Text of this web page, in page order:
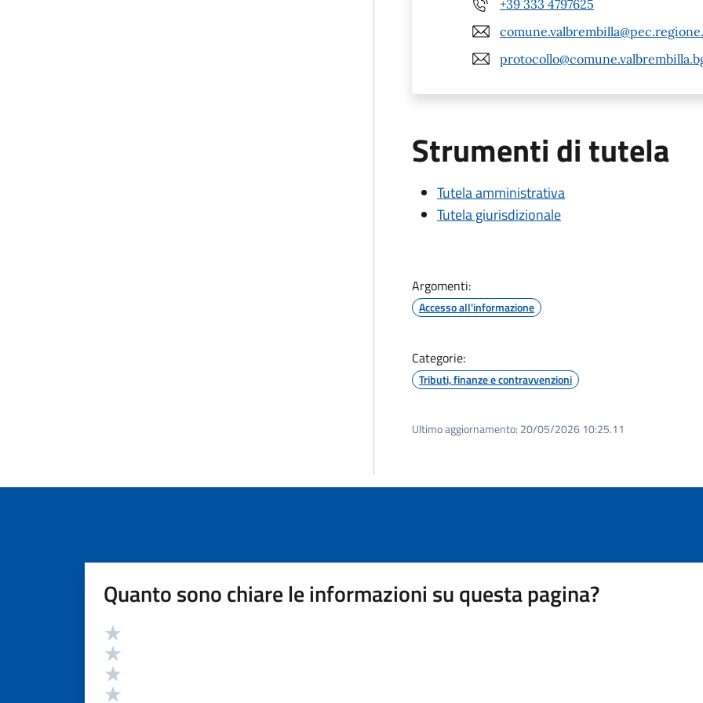
+39 333 4797625
Strumenti di tutela
Tutela amministrativa
Tutela giurisdizionale
Argomenti:
Accesso all'informazione
Categorie:
Tributi, finanze e contravvenzioni
Ultimo aggiornamento: 20/05/2026 10:25.11
Quanto sono chiare le informazioni su questa pagina?
Valutazione